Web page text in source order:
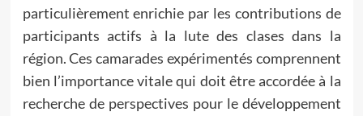
particulièrement enrichie par les contributions de
participants actifs à la lute des clases dans la
région. Ces camarades expérimentés comprennent
bien l’importance vitale qui doit être accordée à la
recherche de perspectives pour le développement